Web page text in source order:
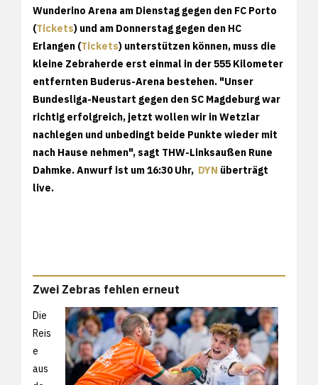
Wunderino Arena am Dienstag gegen den FC Porto
(Tickets) und am Donnerstag gegen den HC
Erlangen (Tickets) unterstützen können, muss die
kleine Zebraherde erst einmal in der 555 Kilometer
entfernten Buderus-Arena bestehen. "Unser
Bundesliga-Neustart gegen den SC Magdeburg war
richtig erfolgreich, jetzt wollen wir in Wetzlar
nachlegen und unbedingt beide Punkte wieder mit
nach Hause nehmen", sagt THW-Linksaußen Rune
Dahmke. Anwurf ist um 16:30 Uhr, DYN überträgt
live.
Zwei Zebras fehlen erneut
Die
Reis
e
aus